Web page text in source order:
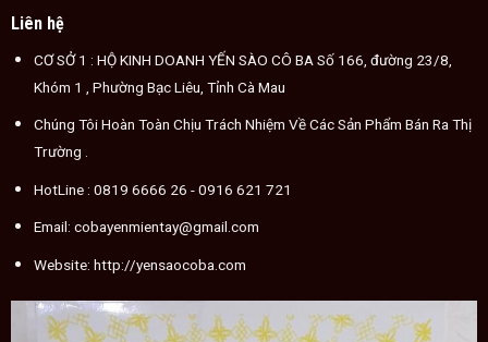
Liên hệ
CƠ SỞ 1 : HỘ KINH DOANH YẾN SÀO CÔ BA Số 166, đường 23/8,
Khóm 1 , Phường Bạc Liêu, Tỉnh Cà Mau
Chúng Tôi Hoàn Toàn Chịu Trách Nhiệm Về Các Sản Phẩm Bán Ra Thị
Trường .
HotLine : 0819 6666 26 - 0916 621 721
Email: cobayenmientay@gmail.com
Website: http://yensaocoba.com